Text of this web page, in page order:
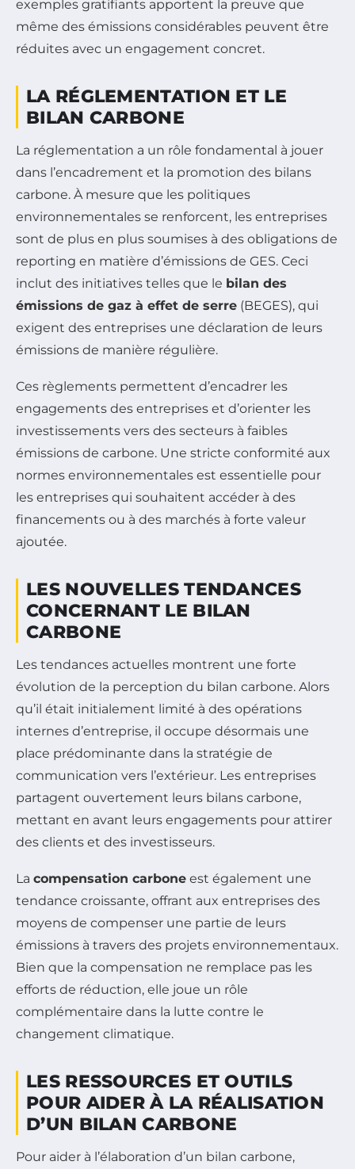
exemples gratifiants apportent la preuve que
même des émissions considérables peuvent être
réduites avec un engagement concret.
LA RÉGLEMENTATION ET LE
BILAN CARBONE
La réglementation a un rôle fondamental à jouer
dans l’encadrement et la promotion des bilans
carbone. À mesure que les politiques
environnementales se renforcent, les entreprises
sont de plus en plus soumises à des obligations de
reporting en matière d’émissions de GES. Ceci
inclut des initiatives telles que le bilan des
émissions de gaz à effet de serre (BEGES), qui
exigent des entreprises une déclaration de leurs
émissions de manière régulière.
Ces règlements permettent d’encadrer les
engagements des entreprises et d’orienter les
investissements vers des secteurs à faibles
émissions de carbone. Une stricte conformité aux
normes environnementales est essentielle pour
les entreprises qui souhaitent accéder à des
financements ou à des marchés à forte valeur
ajoutée.
LES NOUVELLES TENDANCES
CONCERNANT LE BILAN
CARBONE
Les tendances actuelles montrent une forte
évolution de la perception du bilan carbone. Alors
qu’il était initialement limité à des opérations
internes d’entreprise, il occupe désormais une
place prédominante dans la stratégie de
communication vers l’extérieur. Les entreprises
partagent ouvertement leurs bilans carbone,
mettant en avant leurs engagements pour attirer
des clients et des investisseurs.
La compensation carbone est également une
tendance croissante, offrant aux entreprises des
moyens de compenser une partie de leurs
émissions à travers des projets environnementaux.
Bien que la compensation ne remplace pas les
efforts de réduction, elle joue un rôle
complémentaire dans la lutte contre le
changement climatique.
LES RESSOURCES ET OUTILS
POUR AIDER À LA RÉALISATION
D’UN BILAN CARBONE
Pour aider à l’élaboration d’un bilan carbone,